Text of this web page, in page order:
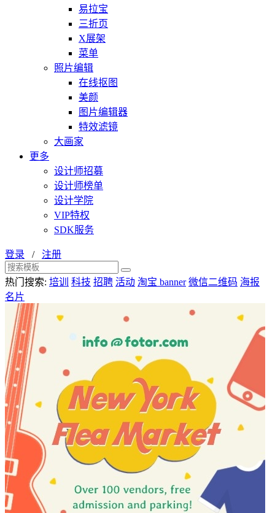
易拉宝
三折页
X展架
菜单
照片编辑
在线抠图
美颜
图片编辑器
特效滤镜
大画家
更多
设计师招募
设计师榜单
设计学院
VIP特权
SDK服务
登录 / 注册
热门搜索: 培训 科技 招聘 活动 淘宝 banner 微信二维码 海报
名片